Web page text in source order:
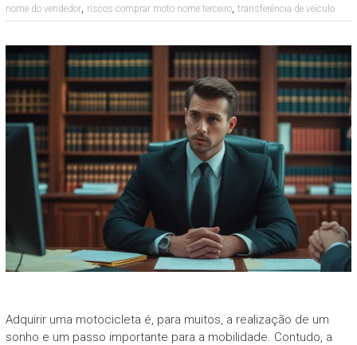
nome do vendedor, riscos comprar moto nome terceiro, transferência de veículo
Adquirir uma motocicleta é, para muitos, a realização de um
sonho e um passo importante para a mobilidade. Contudo, a